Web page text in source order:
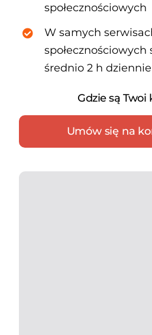
społecznościowych
W samych
społecznościowych
średnio 2 h dziennie
Gdzie są Twoi
Umów się na